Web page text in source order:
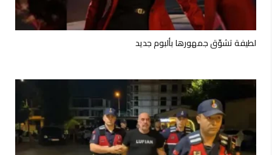
لطيفة تشوّق جمهورها بألبوم جديد